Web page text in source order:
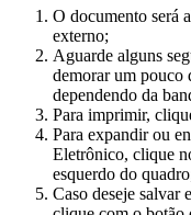
O documento será
externo;
Aguarde alguns
demorar um pouco
dependendo da
Para imprimir,
Para expandir ou
Eletrônico, clique
esquerdo do
Caso deseje salvar